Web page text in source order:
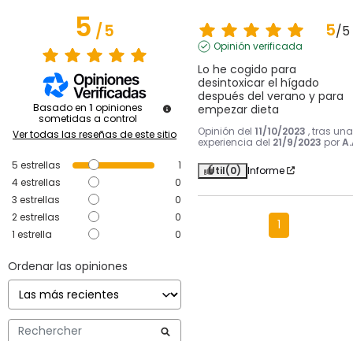
5/5
Basado en 1 opiniones
sometidas a control
Ver todas las reseñas de este sitio
5 estrellas
1
4estrellas
0
3 estrellas
0
2estrellas
0
1 estrella 0
Ordenar las opiniones
5/5
Opinión verificada
Lo he cogido para
desintoxicar el hígado
después del verano y para
empezar dieta
Opinión del 11/10/2023 , tras una
experiencia del 21/9/2023 por
Útil(0) Informe
1